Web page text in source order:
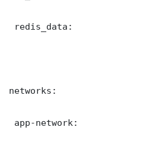
redis_data:
networks:
app-network: